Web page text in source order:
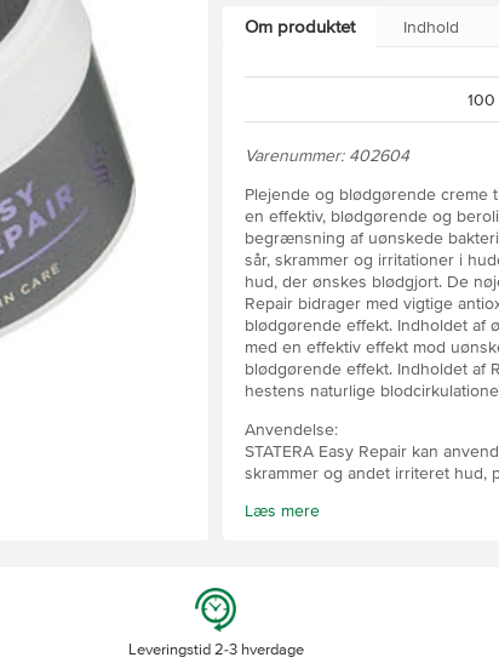
Om produktet Indhold
100
Varenummer: 402604
Plejende og blødgørende creme
en effektiv, blødgørende og
begrænsning af uønskede
sår, skrammer og irritationer i
hud, der ønskes blødgjort. De
Repair bidrager med vigtige
blødgørende effekt. Indholdet af
med en effektiv effekt mod
blødgørende effekt. Indholdet af
hestens naturlige
Anvendelse:
STATERA Easy Repair kan
skrammer og andet irriteret hud,
forbyggende anvendelse på
Læs mere
Leveringstid 2-3 hverdage